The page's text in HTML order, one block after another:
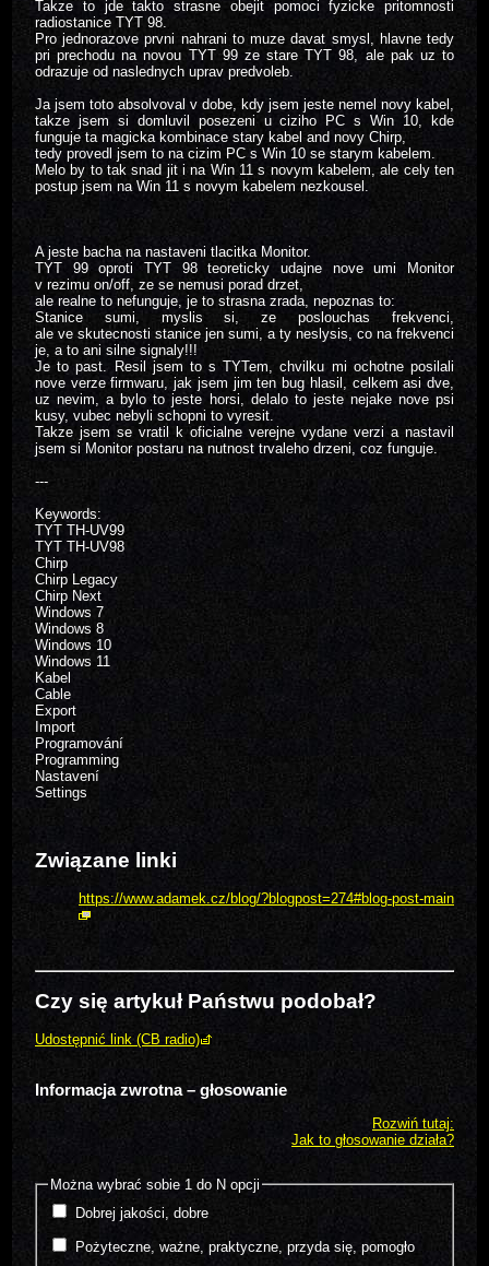
Takze to jde takto strasne obejit pomoci fyzicke pritomnosti
radiostanice TYT 98.
Pro jednorazove prvni nahrani to muze davat smysl, hlavne tedy
pri prechodu na novou TYT 99 ze stare TYT 98, ale pak uz to
odrazuje od naslednych uprav predvoleb.
Ja jsem toto absolvoval v dobe, kdy jsem jeste nemel novy kabel,
takze jsem si domluvil posezeni u ciziho PC s Win 10, kde
funguje ta magicka kombinace stary kabel and novy Chirp,
tedy provedl jsem to na cizim PC s Win 10 se starym kabelem.
Melo by to tak snad jit i na Win 11 s novym kabelem, ale cely ten
postup jsem na Win 11 s novym kabelem nezkousel.
A jeste bacha na nastaveni tlacitka Monitor.
TYT 99 oproti TYT 98 teoreticky udajne nove umi Monitor
v rezimu on/off, ze se nemusi porad drzet,
ale realne to nefunguje, je to strasna zrada, nepoznas to:
Stanice sumi, myslis si, ze poslouchas frekvenci,
ale ve skutecnosti stanice jen sumi, a ty neslysis, co na frekvenci
je, a to ani silne signaly!!!
Je to past. Resil jsem to s TYTem, chvilku mi ochotne posilali
nove verze firmwaru, jak jsem jim ten bug hlasil, celkem asi dve,
uz nevim, a bylo to jeste horsi, delalo to jeste nejake nove psi
kusy, vubec nebyli schopni to vyresit.
Takze jsem se vratil k oficialne verejne vydane verzi a nastavil
jsem si Monitor postaru na nutnost trvaleho drzeni, coz funguje.
---
Keywords:
TYT TH-UV99
TYT TH-UV98
Chirp
Chirp Legacy
Chirp Next
Windows 7
Windows 8
Windows 10
Windows 11
Kabel
Cable
Export
Import
Programování
Programming
Nastavení
Settings
Związane linki
https://www.adamek.cz/blog/?blogpost=274#blog-post-main
Czy się artykuł Państwu podobał?
Udostępnić link (CB radio)
Informacja zwrotna – głosowanie
Rozwiń tutaj:
Jak to głosowanie działa?
Można wybrać sobie 1 do N opcji
Dobrej jakości, dobre
Pożyteczne, ważne, praktyczne, przyda się, pomogło